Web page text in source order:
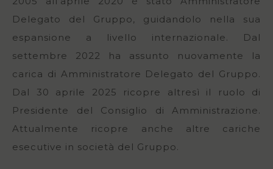
Delegato del Gruppo, guidandolo nella sua
espansione a livello internazionale. Dal
settembre 2022 ha assunto nuovamente la
carica di Amministratore Delegato del Gruppo.
Dal 30 aprile 2025 ricopre altresì il ruolo di
Presidente del Consiglio di Amministrazione.
Attualmente ricopre anche altre cariche
esecutive in società del Gruppo.